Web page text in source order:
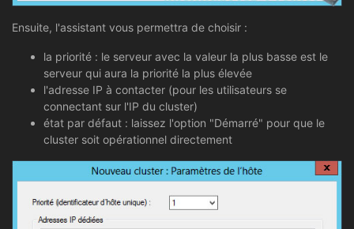
Ensuite, l'assistant vous permettra de choisir :
la priorité : le serveur avec la valeur la plus basse est le
serveur qui aura la priorité la plus élevée
l'adresse IP à contacter (pour les utilisateurs se
connectant sur l'IP du cluster)
état par défaut : laissez l'option "Démarré" pour que le
cluster soit opérationnel directement